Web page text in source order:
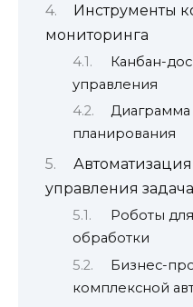
Инструменты
мониторинга
Канбан-
управления
Диаграмма
планирования
управления
Роботы
обработки
Бизнес-
комплексной